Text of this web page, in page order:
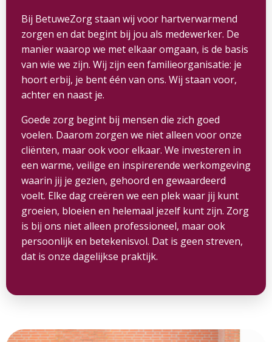
Bij BetuweZorg staan wij voor hartverwarmend
zorgen en dat begint bij jou als medewerker. De
manier waarop we met elkaar omgaan, is de basis
van wie we zijn. Wij zijn een familieorganisatie: je
hoort erbij, je bent één van ons. Wij staan voor,
achter en naast je.
Goede zorg begint bij mensen die zich goed
voelen. Daarom zorgen we niet alleen voor onze
cliënten, maar ook voor elkaar. We investeren in
een warme, veilige en inspirerende werkomgeving
waarin jij je gezien, gehoord en gewaardeerd
voelt. Elke dag creëren we een plek waar jij kunt
groeien, bloeien en helemaal jezelf kunt zijn. Zorg
is bij ons niet alleen professioneel, maar ook
persoonlijk en betekenisvol. Dat is geen streven,
dat is onze dagelijkse praktijk.